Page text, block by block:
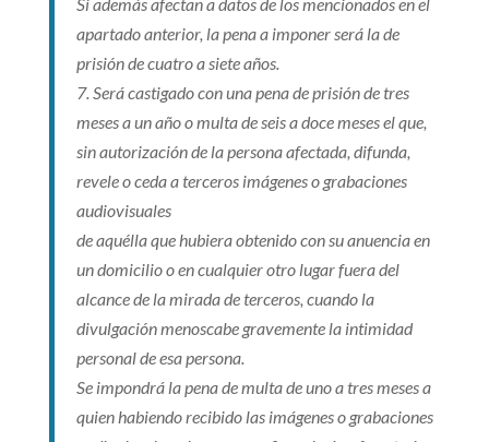
apartado anterior, la pena a imponer será la de
prisión de cuatro a siete años.
7. Será castigado con una pena de prisión de tres
meses a un año o multa de seis a doce meses el que,
sin autorización de la persona afectada, difunda,
revele o ceda a terceros imágenes o grabaciones
audiovisuales
de aquélla que hubiera obtenido con su anuencia en
un domicilio o en cualquier otro lugar fuera del
alcance de la mirada de terceros, cuando la
divulgación menoscabe gravemente la intimidad
personal de esa persona.
Se impondrá la pena de multa de uno a tres meses a
quien habiendo recibido las imágenes o grabaciones